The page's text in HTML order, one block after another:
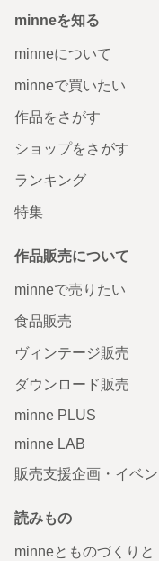
minneを知る
minneについて
minneで買いたい
作品をさがす
ショップをさがす
ランキング
特集
作品販売について
minneで売りたい
食品販売
ヴィンテージ販売
ダウンロード販売
minne PLUS
minne LAB
販売支援企画・イベン
読みもの
minneとものづくりと